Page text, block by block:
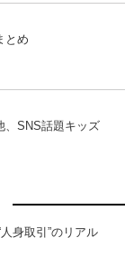
とめ
、SNS話題キッズ
身取引”のリアル